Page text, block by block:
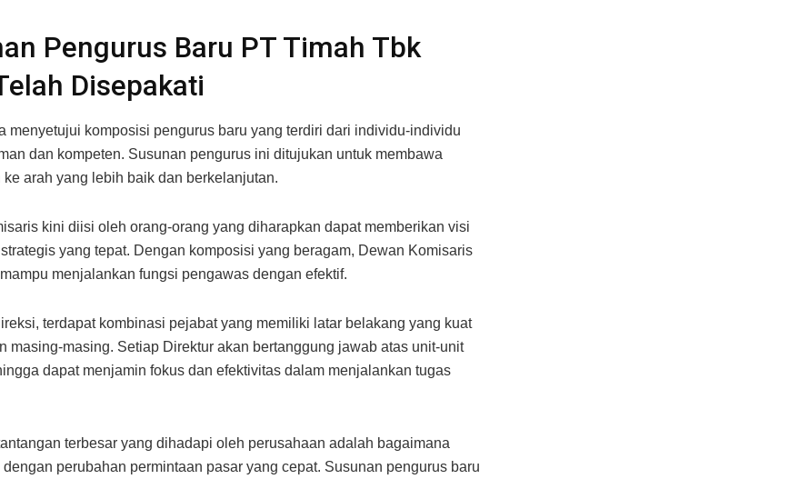
Pengurus Baru PT Timah Tbk
Disepakati
menyetujui komposisi pengurus baru yang terdiri dari individu-individu
dan kompeten. Susunan pengurus ini ditujukan untuk membawa
ke arah yang lebih baik dan berkelanjutan.
kini diisi oleh orang-orang yang diharapkan dapat memberikan visi
yang tepat. Dengan komposisi yang beragam, Dewan Komisaris
menjalankan fungsi pengawas dengan efektif.
terdapat kombinasi pejabat yang memiliki latar belakang yang kuat
masing-masing. Setiap Direktur akan bertanggung jawab atas unit-unit
dapat menjamin fokus dan efektivitas dalam menjalankan tugas
terbesar yang dihadapi oleh perusahaan adalah bagaimana
dengan perubahan permintaan pasar yang cepat. Susunan pengurus baru